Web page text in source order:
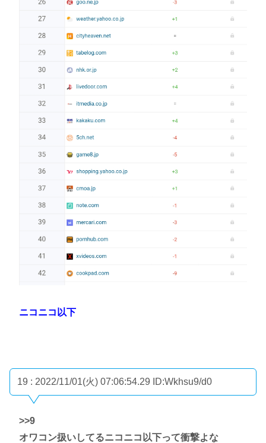
ニコニコ以下
19 : 2022/11/01(火) 07:06:54.29 ID:Wkhsu9/d0
>>9
オワコン扱いしてるニコニコ以下って衝撃よな